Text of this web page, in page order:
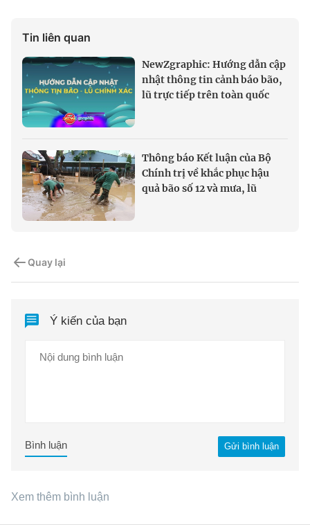
Tin liên quan
NewZgraphic: Hướng dẫn cập
nhật thông tin cảnh báo bão,
lũ trực tiếp trên toàn quốc
Thông báo Kết luận của Bộ
Chính trị về khắc phục hậu
quả bão số 12 và mưa, lũ
Quay lại
Ý kiến của bạn
Gửi bình luận
Bình luận
Xem thêm bình luận